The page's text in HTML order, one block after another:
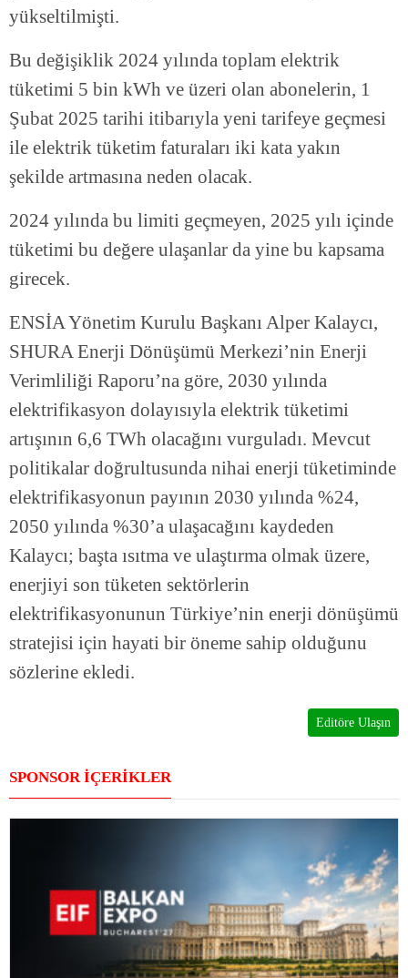
yükseltilmişti.
Bu değişiklik 2024 yılında toplam elektrik
tüketimi 5 bin kWh ve üzeri olan abonelerin, 1
Şubat 2025 tarihi itibarıyla yeni tarifeye geçmesi
ile elektrik tüketim faturaları iki kata yakın
şekilde artmasına neden olacak.
2024 yılında bu limiti geçmeyen, 2025 yılı içinde
tüketimi bu değere ulaşanlar da yine bu kapsama
girecek.
ENSİA Yönetim Kurulu Başkanı Alper Kalaycı,
SHURA Enerji Dönüşümü Merkezi’nin Enerji
Verimliliği Raporu’na göre, 2030 yılında
elektrifikasyon dolayısıyla elektrik tüketimi
artışının 6,6 TWh olacağını vurguladı. Mevcut
politikalar doğrultusunda nihai enerji tüketiminde
elektrifikasyonun payının 2030 yılında %24,
2050 yılında %30’a ulaşacağını kaydeden
Kalaycı; başta ısıtma ve ulaştırma olmak üzere,
enerjiyi son tüketen sektörlerin
elektrifikasyonunun Türkiye’nin enerji dönüşümü
stratejisi için hayati bir öneme sahip olduğunu
sözlerine ekledi.
Editöre Ulaşın
SPONSOR İÇERİKLER